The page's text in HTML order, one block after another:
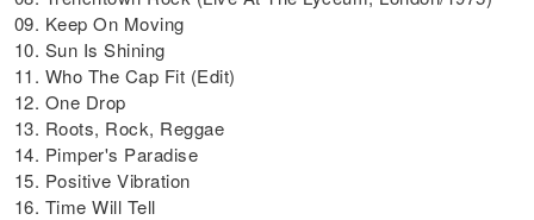
09. Keep On Moving
10. Sun Is Shining
11. Who The Cap Fit (Edit)
12. One Drop
13. Roots, Rock, Reggae
14. Pimper's Paradise
15. Positive Vibration
16. Time Will Tell